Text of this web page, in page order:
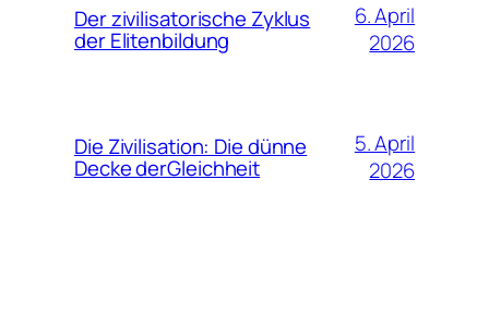
Der zivilisatorische Zyklus
der Elitenbildung
6. April
2026
Die Zivilisation: Die dünne
Decke derGleichheit
5. April
2026